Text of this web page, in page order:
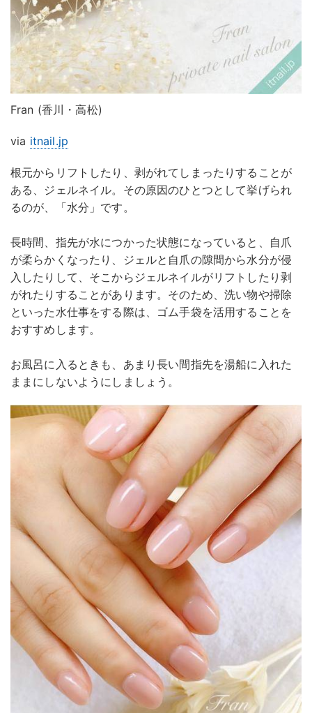
Fran (香川・高松)
via itnail.jp
根元からリフトしたり、剥がれてしまったりすることが
ある、ジェルネイル。その原因のひとつとして挙げられ
るのが、「水分」です。
長時間、指先が水につかった状態になっていると、自爪
が柔らかくなったり、ジェルと自爪の隙間から水分が侵
入したりして、そこからジェルネイルがリフトしたり剥
がれたりすることがあります。そのため、洗い物や掃除
といった水仕事をする際は、ゴム手袋を活用することを
おすすめします。
お風呂に入るときも、あまり長い間指先を湯船に入れた
ままにしないようにしましょう。